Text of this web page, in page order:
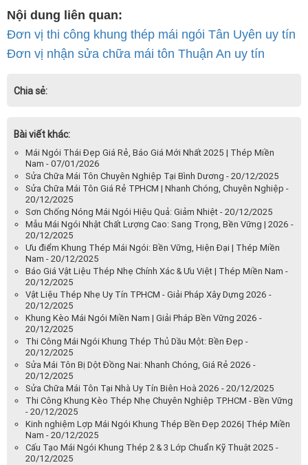
Nội dung liên quan:
Đơn vị thi công khung thép mái ngói Tân Uyên uy tín
Đơn vị nhận sửa chữa mái tôn Thuận An uy tín
Chia sẻ:
Bài viết khác:
Mái Ngói Thái Đẹp Giá Rẻ, Báo Giá Mới Nhất 2025 | Thép Miền
Nam - 07/01/2026
Sửa Chữa Mái Tôn Chuyên Nghiệp Tại Bình Dương - 20/12/2025
Sửa Chữa Mái Tôn Giá Rẻ TPHCM | Nhanh Chóng, Chuyên Nghiệp -
20/12/2025
Sơn Chống Nóng Mái Ngói Hiệu Quả: Giảm Nhiệt - 20/12/2025
Mẫu Mái Ngói Nhật Chất Lượng Cao: Sang Trọng, Bền Vững | 2026 -
20/12/2025
Ưu điểm Khung Thép Mái Ngói: Bền Vững, Hiện Đại | Thép Miền
Nam - 20/12/2025
Báo Giá Vật Liệu Thép Nhẹ Chính Xác & Ưu Việt | Thép Miền Nam -
20/12/2025
Vật Liệu Thép Nhẹ Uy Tín TPHCM - Giải Pháp Xây Dựng 2026 -
20/12/2025
Khung Kèo Mái Ngói Miền Nam | Giải Pháp Bền Vững 2026 -
20/12/2025
Thi Công Mái Ngói Khung Thép Thủ Dầu Một: Bền Đẹp -
20/12/2025
Sửa Mái Tôn Bị Dột Đồng Nai: Nhanh Chóng, Giá Rẻ 2026 -
20/12/2025
Sửa Chữa Mái Tôn Tại Nhà Uy Tín Biên Hoà 2026 - 20/12/2025
Thi Công Khung Kèo Thép Nhẹ Chuyên Nghiệp TP.HCM - Bền Vững
- 20/12/2025
Kinh nghiệm Lợp Mái Ngói Khung Thép Bền Đẹp 2026| Thép Miền
Nam - 20/12/2025
Cấu Tạo Mái Ngói Khung Thép 2 & 3 Lớp Chuẩn Kỹ Thuật 2025 -
20/12/2025